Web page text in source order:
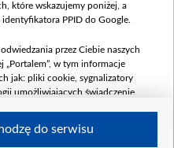
które wskazujemy poniżej, a
PPID do Google.
przez Ciebie naszych
„Portalem”, w tym informacje
jak: pliki cookie, sygnalizatory
umożliwiających świadczenie
do serwisu